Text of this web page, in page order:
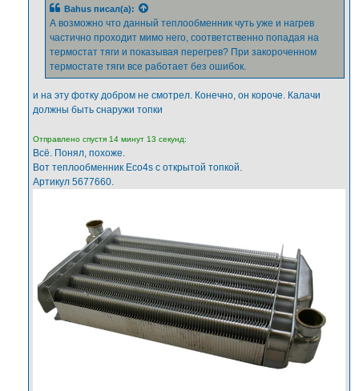
Bahus писал(а):
А возможно что данный теплообменник чуть уже и нагрев
частично проходит мимо него, соответственно попадая на
термостат тяги и показывая перегрев? При закороченном
термостате тяги все работает без ошибок.
и на эту фотку добром не смотрел. Конечно, он короче. Калачи
должны быть снаружи топки
Отправлено спустя 14 минут 13 секунд:
Всё. Понял, похоже.
Вот теплообменник Eco4s с открытой топкой.
Артикул 5677660.